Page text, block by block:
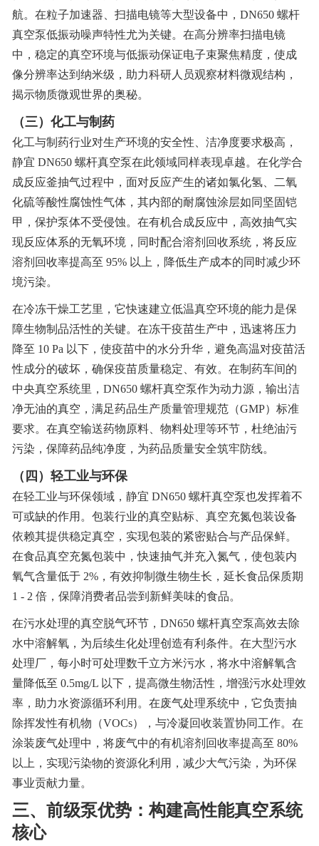
航。在粒子加速器、扫描电镜等大型设备中，DN650 螺杆
真空泵低振动噪声特性尤为关键。在高分辨率扫描电镜
中，稳定的真空环境与低振动保证电子束聚焦精度，使成
像分辨率达到纳米级，助力科研人员观察材料微观结构，
揭示物质微观世界的奥秘。
（三）化工与制药
化工与制药行业对生产环境的安全性、洁净度要求极高，
静宜 DN650 螺杆真空泵在此领域同样表现卓越。在化学合
成反应釜抽气过程中，面对反应产生的诸如氯化氢、二氧
化硫等酸性腐蚀性气体，其内部的耐腐蚀涂层如同坚固铠
甲，保护泵体不受侵蚀。在有机合成反应中，高效抽气实
现反应体系的无氧环境，同时配合溶剂回收系统，将反应
溶剂回收率提高至 95% 以上，降低生产成本的同时减少环
境污染。
在冷冻干燥工艺里，它快速建立低温真空环境的能力是保
障生物制品活性的关键。在冻干疫苗生产中，迅速将压力
降至 10 Pa 以下，使疫苗中的水分升华，避免高温对疫苗活
性成分的破坏，确保疫苗质量稳定、有效。在制药车间的
中央真空系统里，DN650 螺杆真空泵作为动力源，输出洁
净无油的真空，满足药品生产质量管理规范（GMP）标准
要求。在真空输送药物原料、物料处理等环节，杜绝油污
污染，保障药品纯净度，为药品质量安全筑牢防线。
（四）轻工业与环保
在轻工业与环保领域，静宜 DN650 螺杆真空泵也发挥着不
可或缺的作用。包装行业的真空贴标、真空充氮包装设备
依赖其提供稳定真空，实现包装的紧密贴合与产品保鲜。
在食品真空充氮包装中，快速抽气并充入氮气，使包装内
氧气含量低于 2%，有效抑制微生物生长，延长食品保质期
1 - 2 倍，保障消费者品尝到新鲜美味的食品。
在污水处理的真空脱气环节，DN650 螺杆真空泵高效去除
水中溶解氧，为后续生化处理创造有利条件。在大型污水
处理厂，每小时可处理数千立方米污水，将水中溶解氧含
量降低至 0.5mg/L 以下，提高微生物活性，增强污水处理效
率，助力水资源循环利用。在废气处理系统中，它负责抽
除挥发性有机物（VOCs），与冷凝回收装置协同工作。在
涂装废气处理中，将废气中的有机溶剂回收率提高至 80%
以上，实现污染物的资源化利用，减少大气污染，为环保
事业贡献力量。
三、前级泵优势：构建高性能真空系统
核心